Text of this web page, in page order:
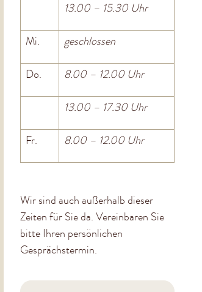
13.00 – 15.30 Uhr
Mi. geschlossen
Do. 8.00 – 12.00 Uhr
13.00 – 17.30 Uhr
Fr. 8.00 – 12.00 Uhr
Wir sind auch außerhalb dieser
Zeiten für Sie da. Vereinbaren Sie
bitte Ihren persönlichen
Gesprächstermin.